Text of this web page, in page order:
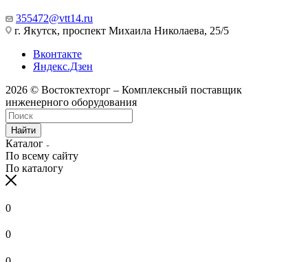
355472@vtt14.ru
г. Якутск, проспект Михаила Николаева, 25/5
Вконтакте
Яндекс.Дзен
2026 © Востоктехторг – Комплексный поставщик
инженерного оборудования
Найти
Каталог
По всему сайту
По каталогу
0
0